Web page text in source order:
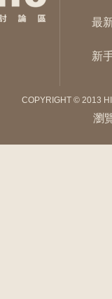
最
新
COPYRIGHT © 2013
瀏